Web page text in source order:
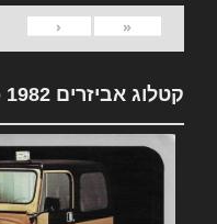
«
‹
קטלוג אביזרים 1982 Jeep